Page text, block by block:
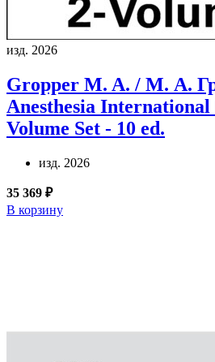
изд. 2026
Gropper M. A. / М. А.
Anesthesia
Volume Set - 10 ed.
изд. 2026
35 369 ₽
В корзину